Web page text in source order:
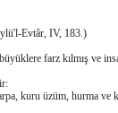
Evtâr, IV, 183.)
farz kılmış ve
kuru üzüm, hurma ve